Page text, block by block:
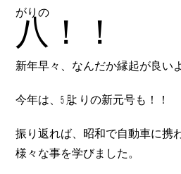
がりの
八！！
新年早々、なんだか縁起が良い
今年は、㋄よりの新元号も！！
振り返れば、昭和で自動車に携
様々な事を学びました。